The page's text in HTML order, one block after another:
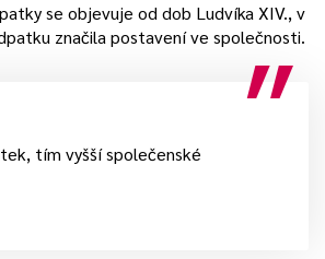
se objevuje od dob Ludvíka XIV., v
značila postavení ve společnosti.
tím vyšší společenské